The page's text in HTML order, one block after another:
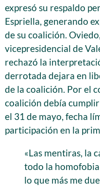
expresó su respaldo
Espriella, generando
de su coalición.
vicepresidencial de
rechazó la
derrotada dejara en
de la coalición. Por el
coalición debía
el 31 de mayo, fecha
participación en la
«Las mentiras, la
todo la
lo que más me